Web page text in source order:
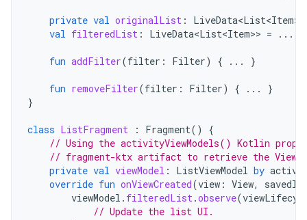
private val originalList : LiveData<List<Item>>
val filteredList : LiveData<List<Item>> = ...
fun addFilter(filter : Filter) { ... }
fun removeFilter(filter : Filter) { ...
}
}
class ListFragment : Fragment()
{
// Using the activityViewModels() Kotlin
// fragment-ktx artifact to retrieve the
private val viewModel : ListViewModel by
override fun onViewCreated(view : View,
viewModel . filteredList.observe(
// Update the list UI.